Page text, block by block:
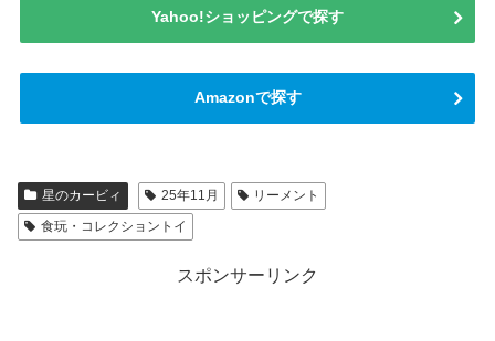
Yahoo!ショッピングで探す
Amazonで探す
星のカービィ 25年11月
リーメント
食玩・コレクショントイ
スポンサーリンク